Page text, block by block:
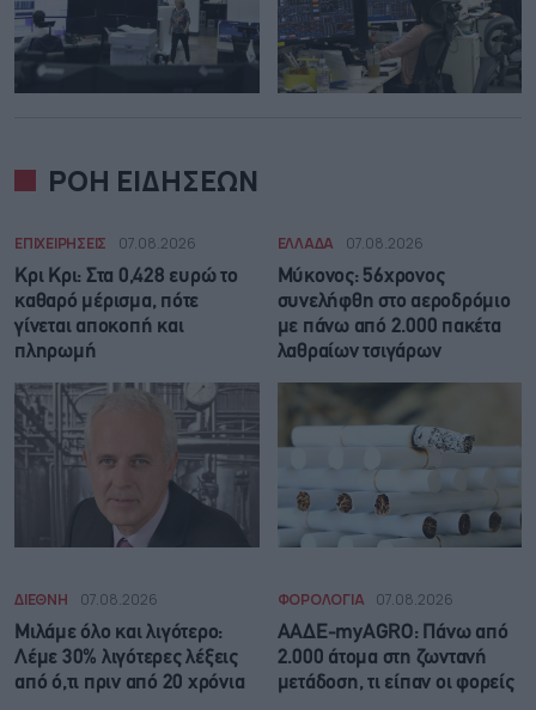
ΡΟΗ ΕΙΔΗΣΕΩΝ
ΕΠΙΧΕΙΡΗΣΕΙΣ 07.08.2026
Κρι Κρι: Στα 0,428 ευρώ το
καθαρό μέρισμα, πότε
γίνεται αποκοπή και
πληρωμή
ΕΛΛΑΔΑ 07.08.2026
Μύκονος: 56χρονος
συνελήφθη στο αεροδρόμιο
με πάνω από 2.000 πακέτα
λαθραίων τσιγάρων
ΔΙΕΘΝΗ 07.08.2026
Μιλάμε όλο και λιγότερο:
Λέμε 30% λιγότερες λέξεις
από ό,τι πριν από 20 χρόνια
ΦΟΡΟΛΟΓΙΑ 07.08.2026
ΑΑΔΕ-myAGRO: Πάνω από
2.000 άτομα στη ζωντανή
μετάδοση, τι είπαν οι φορείς